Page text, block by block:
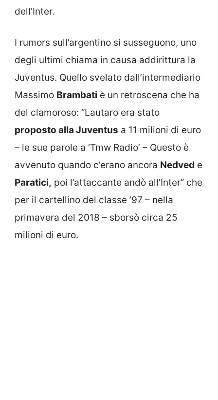
dell’Inter.
I rumors sull’argentino si susseguono, uno
degli ultimi chiama in causa addirittura la
Juventus. Quello svelato dall’intermediario
Massimo Brambati è un retroscena che ha
del clamoroso: “Lautaro era stato
proposto alla Juventus a 11 milioni di euro
– le sue parole a ‘Tmw Radio’ – Questo è
avvenuto quando c’erano ancora Nedved e
Paratici, poi l’attaccante andò all’Inter” che
per il cartellino del classe ’97 – nella
primavera del 2018 – sborsò circa 25
milioni di euro.